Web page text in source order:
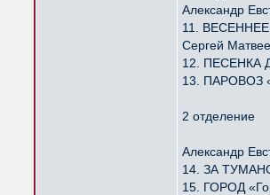
Александр
11. ВЕСЕННЕЕ
Сергей
12. ПЕСЕНКА
13. ПАРОВОЗ
2 отделение
Александр
14. ЗА
15. ГОРОД